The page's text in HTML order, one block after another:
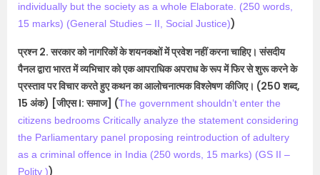
individually but the society as a whole Elaborate. (250 words,
15 marks) (General Studies – II, Social Justice))
प्रश्न 2. सरकार को नागरिकों के शयनकक्षों में प्रवेश नहीं करना चाहिए। संसदीय
पैनल द्वारा भारत में व्यभिचार को एक आपराधिक अपराध के रूप में फिर से शुरू करने के
प्रस्ताव पर विचार करते हुए कथन का आलोचनात्मक विश्लेषण कीजिए। (250 शब्द,
15 अंक) [जीएस I: समाज] (The government shouldn’t enter the
citizens bedrooms Critically analyze the statement considering
the Parliamentary panel proposing reintroduction of adultery
as a criminal offence in India (250 words, 15 marks) (GS II –
Polity ))